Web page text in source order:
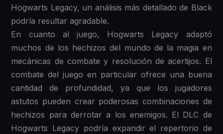
Hogwarts Legacy, un análisis más detallado de Black
podría resultar agradable.
En cuanto al juego, Hogwarts Legacy adaptó
muchos de los hechizos del mundo de la magia en
mecánicas de combate y resolución de acertijos. El
combate del juego en particular ofrece una buena
cantidad de profundidad, ya que los jugadores
astutos pueden crear poderosas combinaciones de
hechizos para derrotar a los enemigos. El DLC de
Hogwarts Legacy podría expandir el repertorio de